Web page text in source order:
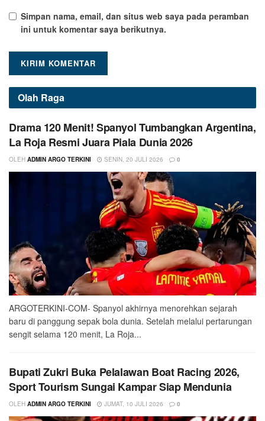
Simpan nama, email, dan situs web saya pada peramban
ini untuk komentar saya berikutnya.
Olah Raga
Drama 120 Menit! Spanyol Tumbangkan Argentina,
La Roja Resmi Juara Piala Dunia 2026
OLEH ADMIN ARGO TERKINI SENIN, 20 JULI 2026 0
ARGOTERKINI-COM- Spanyol akhirnya menorehkan sejarah
baru di panggung sepak bola dunia. Setelah melalui pertarungan
sengit selama 120 menit, La Roja...
Bupati Zukri Buka Pelalawan Boat Racing 2026,
Sport Tourism Sungai Kampar Siap Mendunia
OLEH ADMIN ARGO TERKINI JUMAT, 10 JULI 2026 0